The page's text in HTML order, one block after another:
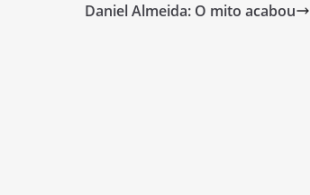
Daniel Almeida: O mito acabou